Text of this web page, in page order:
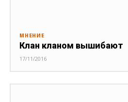
МНЕНИЕ
Клан кланом вышибают
17/11/2016